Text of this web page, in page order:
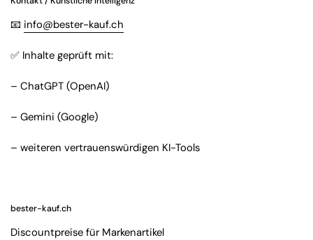
📧 info@bester-kauf.ch
✅ Inhalte geprüft mit:
– ChatGPT (OpenAI)
– Gemini (Google)
– weiteren vertrauenswürdigen KI-Tools
bester-kauf.ch
Discountpreise für Markenartikel